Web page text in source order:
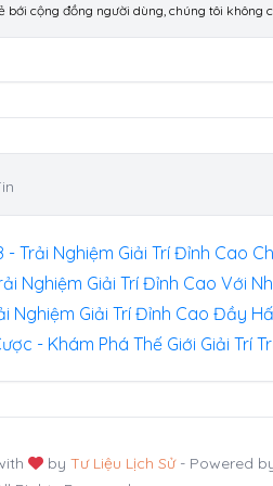
bới cộng đồng người dùng, chúng tôi không
Trải Nghiệm Giải Trí Đỉnh Cao
Nghiệm Giải Trí Đỉnh Cao Với
Nghiệm Giải Trí Đỉnh Cao Đầy
- Khám Phá Thế Giới Giải Trí
by Tư Liệu Lịch Sử- Powered